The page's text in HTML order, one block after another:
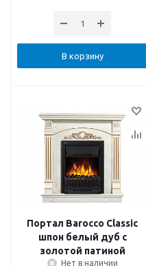
В корзину
Портал Barocco Classic
шпон белый дуб с
золотой патиной
Нет в наличии